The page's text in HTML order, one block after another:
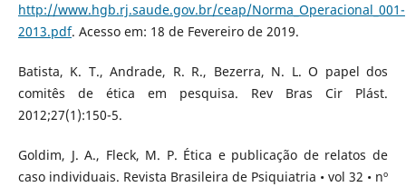
http://www.hgb.rj.saude.gov.br/ceap/Norma_Operacional_001-
2013.pdf. Acesso em: 18 de Fevereiro de 2019.
Batista, K. T., Andrade, R. R., Bezerra, N. L. O papel dos
comitês de ética em pesquisa. Rev Bras Cir Plást.
2012;27(1):150-5.
Goldim, J. A., Fleck, M. P. Ética e publicação de relatos de
caso individuais. Revista Brasileira de Psiquiatria • vol 32 • nº